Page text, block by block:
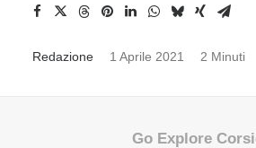
Redazione 1 Aprile 2021 2 Minuti
Go Explore